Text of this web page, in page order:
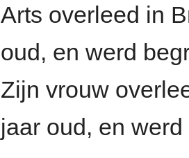
Arts overleed in
oud, en werd
Zijn vrouw
jaar oud, en